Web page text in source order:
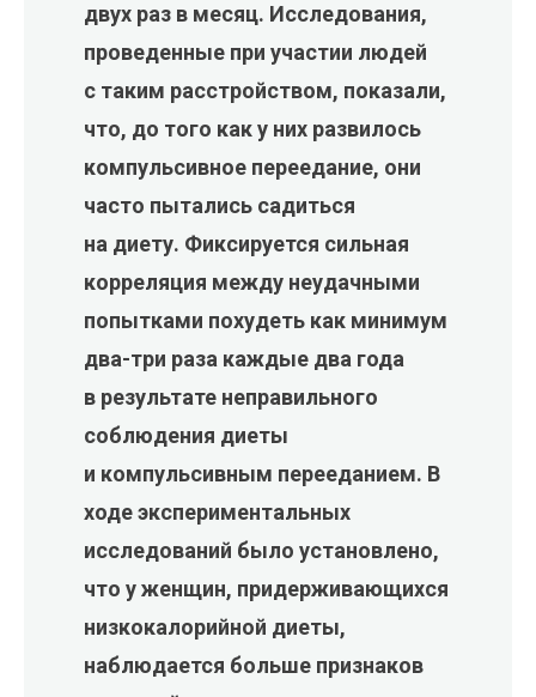
двух раз в месяц. Исследования,
проведенные при участии людей
с таким расстройством, показали,
что, до того как у них развилось
компульсивное переедание, они
часто пытались садиться
на диету. Фиксируется сильная
корреляция между неудачными
попытками похудеть как минимум
два-три раза каждые два года
в результате неправильного
соблюдения диеты
и компульсивным перееданием. В
ходе экспериментальных
исследований было установлено,
что у женщин, придерживающихся
низкокалорийной диеты,
наблюдается больше признаков